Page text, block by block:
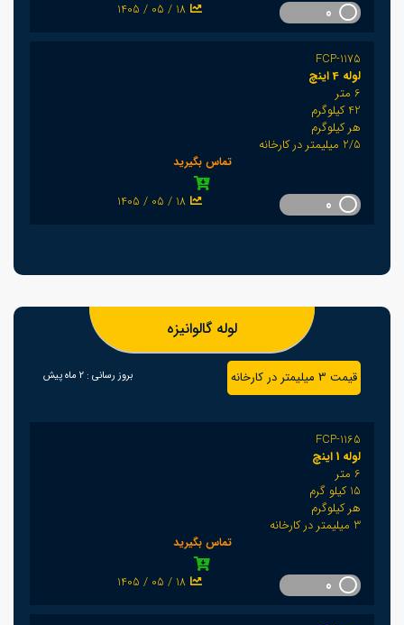
1405 / 05 / 18
FCP-1175
لوله 4 اینچ
6 متر
42 کیلوگرم
هر کیلوگرم
2/5 میلیمتر در کارخانه
تماس بگیرید
1405 / 05 / 18
لوله گالوانیزه
قیمت 3 میلیمتر در کارخانه بروز رسانی : 2 ماه پیش
FCP-1165
لوله 1 اینچ
6 متر
15 کیلو گرم
هر کیلوگرم
3 میلیمتر در کارخانه
تماس بگیرید
1405 / 05 / 18